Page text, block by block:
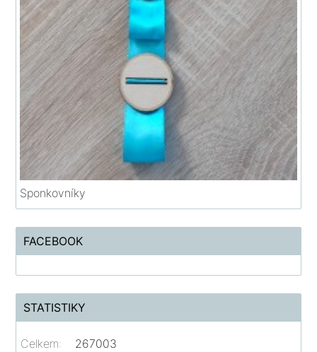
Sponkovníky
FACEBOOK
STATISTIKY
Celkem:
267003